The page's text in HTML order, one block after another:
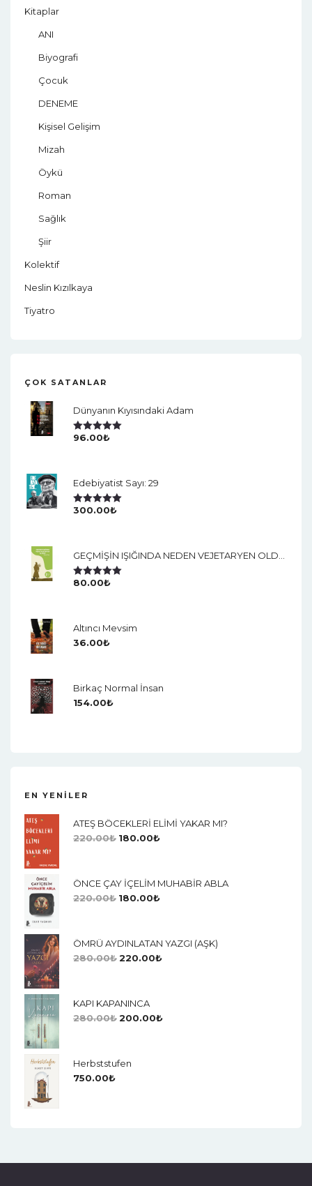
Kitaplar
ANI
Biyografi
Çocuk
DENEME
Kişisel Gelişim
Mizah
Öykü
Roman
Sağlık
Şiir
Kolektif
Neslin Kızılkaya
Tiyatro
ÇOK SATANLAR
Dünyanın Kıyısındaki Adam
5 Üzerinden
96.00₺
Edebiyatist Sayı: 29
5 Üzerinden
300.00₺
5 Üzerinden
80.00₺
Altıncı Mevsim
36.00₺
Birkaç Normal İnsan
154.00₺
EN YENILER
ATEŞ BÖCEKLERİ ELİMİ YAKAR MI?
220.00₺ 180.00₺
ÖNCE ÇAY İÇELİM MUHABİR ABLA
220.00₺ 180.00₺
ÖMRÜ AYDINLATAN YAZGI (AŞK)
280.00₺220.00₺
KAPI KAPANINCA
280.00₺200.00₺
Herbststufen
750.00₺